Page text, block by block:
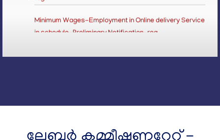
in schedule-Preliminary Notification-reg
private institutions, IT sector and plantation sector
Warehouses,